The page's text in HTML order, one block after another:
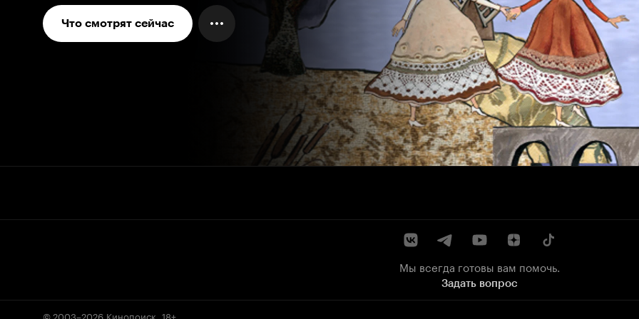
Что смотрят сейчас
Мы всегда готовы вам помочь.
Задать вопрос
© 2003–2026 Кинопоиск 18+